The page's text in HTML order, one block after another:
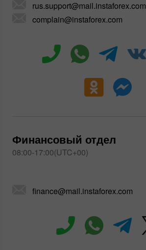
rus.support@mail.instaforex.com
complain@instaforex.com
Финансовый отдел
08:00-17:00(UTC+00)
finance@mail.instaforex.com